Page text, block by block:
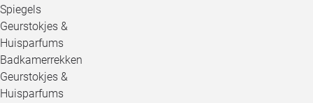
Spiegels
Geurstokjes &
Huisparfums
Badkamerrekken
Geurstokjes &
Huisparfums